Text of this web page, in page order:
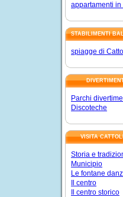
appartamenti in
STABILIMENTI
spiagge di
Parchi
Discoteche
VISITA
Storia e
Municipio
Le fontane
Il centro
Il centro storico